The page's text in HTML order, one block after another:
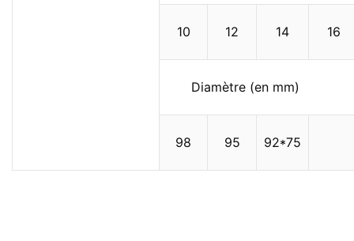
10 12 14 16
Diamètre (en mm)
98 95 92*75